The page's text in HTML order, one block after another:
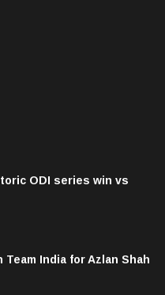
ODI series win vs
India for Azlan Shah